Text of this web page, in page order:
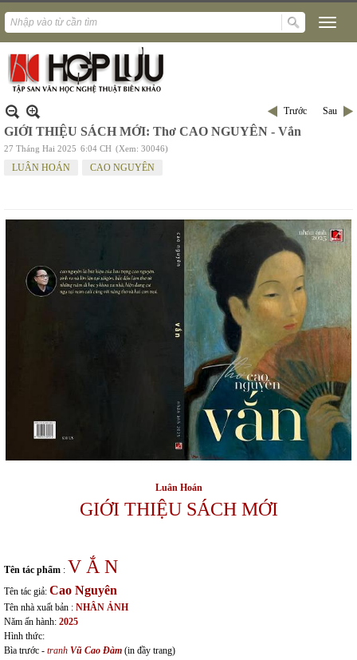
Trước Sau
GIỚI THIỆU SÁCH MỚI: Thơ CAO NGUYÊN - Vắn
27 Tháng Hai 2025 6:04 CH (Xem: 30046)
LUÂN HOÁN CAO NGUYÊN
Luân Hoán
GIỚI THIỆU SÁCH MỚI
Tên tác phẩm : V Ắ N
Tên tác giả: Cao Nguyên
Tên nhà xuất bản : NHÂN ẢNH
Năm ấn hành: 2025
Hình thức:
Bìa trước - tranh Vũ Cao Đàm (in đầy trang)